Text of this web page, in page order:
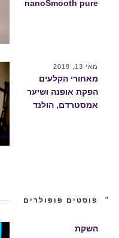
nanoSmooth pure
מאי 13, 2019
מאחורי הקלעים
הפקת אופנה ושיער
אמסטרדם, הולנד
פוסטים פופולרים
השקת